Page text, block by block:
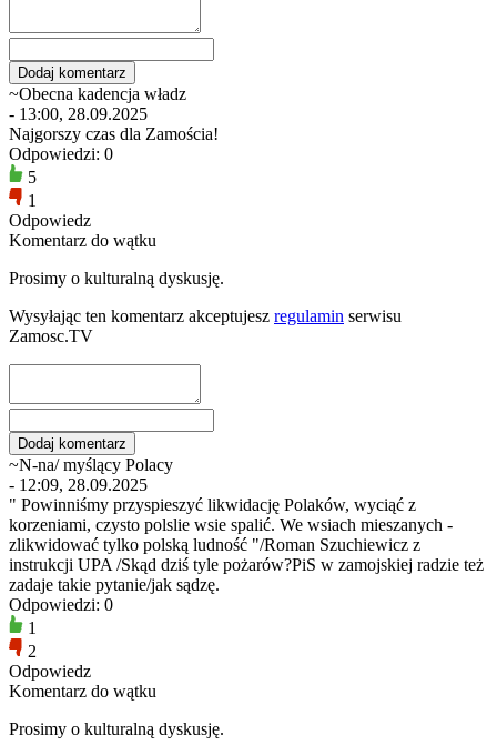
~Obecna kadencja władz
- 13:00, 28.09.2025
Najgorszy czas dla Zamościa!
Odpowiedzi: 0
5
1
Odpowiedz
Komentarz do wątku
Prosimy o kulturalną dyskusję.
Wysyłając ten komentarz akceptujesz regulamin serwisu
Zamosc.TV
~N-na/ myślący Polacy
- 12:09, 28.09.2025
" Powinniśmy przyspieszyć likwidację Polaków, wyciąć z
korzeniami, czysto polslie wsie spalić. We wsiach mieszanych -
zlikwidować tylko polską ludność "/Roman Szuchiewicz z
instrukcji UPA /Skąd dziś tyle pożarów?PiS w zamojskiej radzie też
zadaje takie pytanie/jak sądzę.
Odpowiedzi: 0
1
2
Odpowiedz
Komentarz do wątku
Prosimy o kulturalną dyskusję.